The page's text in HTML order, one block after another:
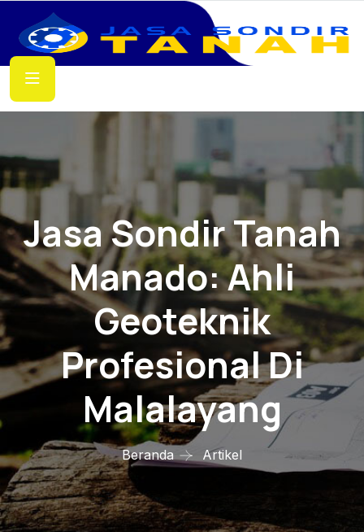
Jasa Sondir Tanah
Manado: Ahli
Geoteknik
Profesional Di
Malalayang
Beranda Artikel